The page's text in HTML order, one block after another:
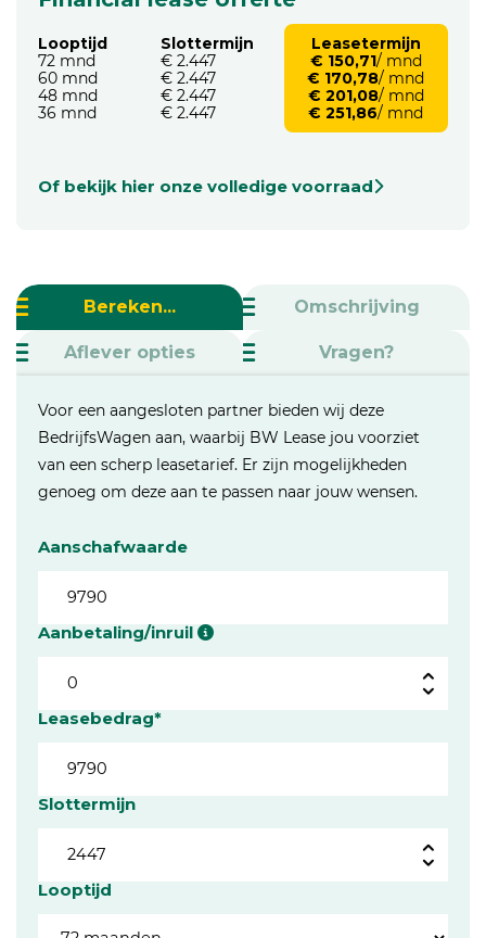
Looptijd
72 mnd
60 mnd
48 mnd
36 mnd
Slottermijn
€ 2.447
€ 2.447
€ 2.447
€ 2.447
Leasetermijn
€ 150,71/ mnd
€ 170,78/ mnd
€ 201,08/ mnd
€ 251,86/ mnd
Of bekijk hier onze volledige voorraad
Bereken... Omschrijving
Aflever opties Vragen?
Voor een aangesloten partner bieden wij deze
BedrijfsWagen aan, waarbij BW Lease jou voorziet
van een scherp leasetarief. Er zijn mogelijkheden
genoeg om deze aan te passen naar jouw wensen.
Aanschafwaarde
Aanbetaling/inruil
Leasebedrag*
Slottermijn
Looptijd